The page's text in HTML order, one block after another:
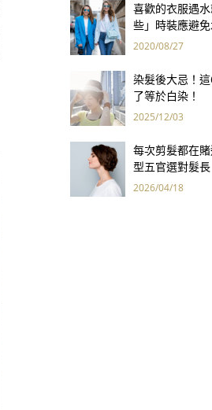
喜歡的衣服遇
些」時裝應避
2020/08/27
染髮後大忌！
了等於白染！
2025/12/03
每次剪髮都在
型五官選對髮長
2026/04/18